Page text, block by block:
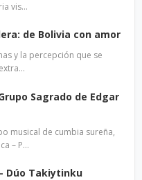
vis…
de Bolivia con amor
y la percepción que se
Sagrado de Edgar
musical de cumbia sureña,
– P…
Dúo Takiytinku